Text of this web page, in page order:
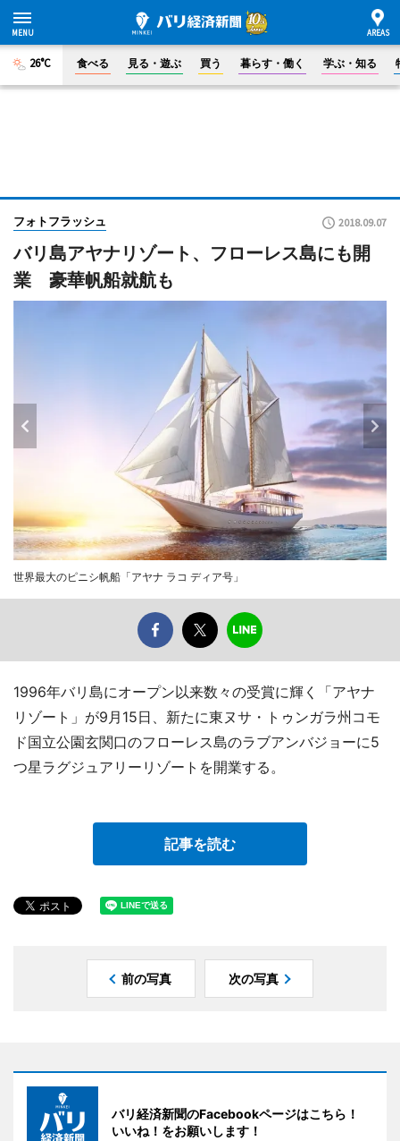
26°C 食べる 見る・遊ぶ 買う 暮らす・働く 学ぶ・知る
フォトフラッシュ 2018.09.07
バリ島アヤナリゾート、フローレス島にも開
業 豪華帆船就航も
世界最大のピニシ帆船「アヤナ ラコ ディア号」
1996年バリ島にオープン以来数々の受賞に輝く「アヤナ
リゾート」が9月15日、新たに東ヌサ・トゥンガラ州コモ
ド国立公園玄関口のフローレス島のラブアンバジョーに5
つ星ラグジュアリーリゾートを開業する。
記事を読む
前の写真 次の写真
バリ経済新聞のFacebookページはこちら！
いいね！をお願いします！